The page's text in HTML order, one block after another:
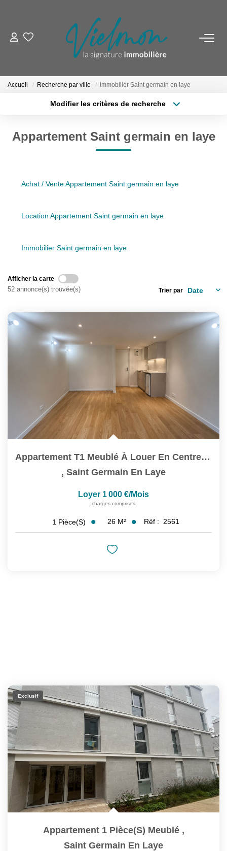
NOS BIENS
Louer
Biens Vendus
ESTIMER
Nos Collaborateurs
ACCÈS GESTION ICS
Accueil Recherche par ville immobilier Saint germain en laye
Modifier les critères de recherche
Type de bien
Appartement Saint germain en laye
Achat / Vente Appartement Saint germain en laye
Location Appartement Saint germain en laye
Immobilier Saint germain en laye
Afficher la carte
52 annonce(s) trouvée(s) Trier par
Appartement T1 Meublé À Louer En Centre-Ville De...
, Saint Germain En Laye
Loyer 1 000 €/mois
charges comprises
1 Pièce(s) 26 M² Réf : 2561
Exclusif
Appartement 1 Pièce(s) Meublé ,
Saint Germain En Laye